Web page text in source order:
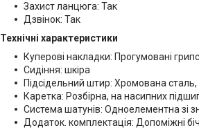
Захист ланцюга: Так
Дзвінок: Так
Технічні характеристики
Куперові накладки: Прогумовані
Сидіння: шкіра
Підсідельний штир: Хромована
Каретка: Розбірна, на насипних
Система шатунів: Одноелементна зі
Додаток. комплектація: Допоміжні